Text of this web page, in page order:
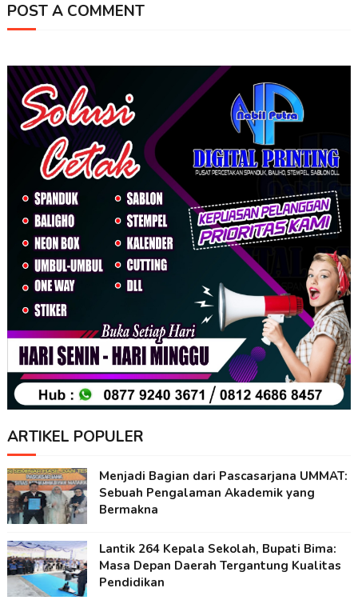
POST A COMMENT
ARTIKEL POPULER
Menjadi Bagian dari Pascasarjana UMMAT:
Sebuah Pengalaman Akademik yang
Bermakna
Lantik 264 Kepala Sekolah, Bupati Bima:
Masa Depan Daerah Tergantung Kualitas
Pendidikan